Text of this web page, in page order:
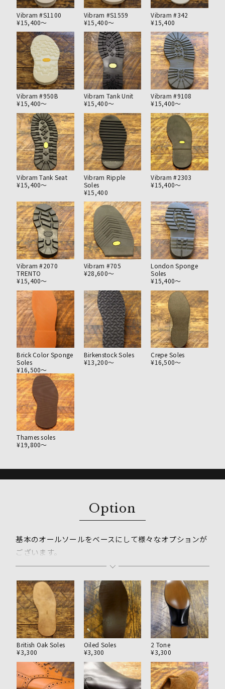
Vibram #S1100
¥15,400〜
Vibram #S1559
¥15,400〜
Vibram #342
¥15,400
Vibram #950B
¥15,400〜
Vibram Tank Unit
¥15,400〜
Vibram #9108
¥15,400〜
Vibram Tank Seat
¥15,400〜
Vibram Ripple
Soles
¥15,400
Vibram #2303
¥15,400〜
Vibram #2070
TRENTO
¥15,400〜
Vibram #705
¥28,600〜
London Sponge
Soles
¥15,400〜
Brick Color Sponge
Soles
¥16,500〜
Birkenstock Soles
¥13,200〜
Crepe Soles
¥16,500〜
Thames soles
¥19,800〜
Option
基本のオールソールをベースにして様々なオプションが
ございます。
ソールの厚みやシェイプの調整、耐久性の高いソールな
どもお選び頂けます。
基本的にはそのブランドの雰囲気に合わせたオプション
のご提案を致しますが
ご希望に合わせたカスタムや簡略化による料金の調整が
可能な場合もございますのでご相談ください。
British Oak Soles
¥3,300
Oiled Soles
¥3,300
2 Tone
¥3,300